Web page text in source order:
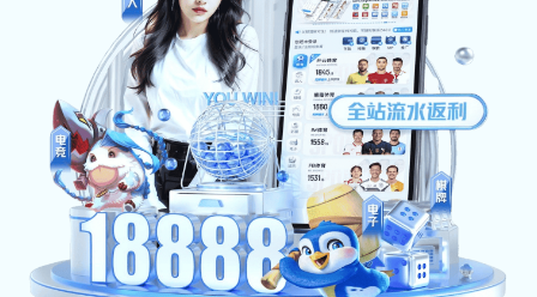
come2time.com
网站星空真人 关于星空真人
星空真人>产品中心>拉手系列>塑料拉手
同类推荐